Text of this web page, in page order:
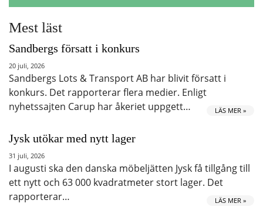
Mest läst
Sandbergs försatt i konkurs
20 juli, 2026
Sandbergs Lots & Transport AB har blivit försatt i
konkurs. Det rapporterar flera medier. Enligt
nyhetssajten Carup har åkeriet uppgett…
LÄS MER »
Jysk utökar med nytt lager
31 juli, 2026
I augusti ska den danska möbeljätten Jysk få tillgång till
ett nytt och 63 000 kvadratmeter stort lager. Det
rapporterar…
LÄS MER »